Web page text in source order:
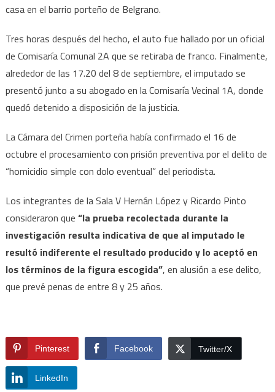
casa en el barrio porteño de Belgrano.
Tres horas después del hecho, el auto fue hallado por un oficial
de Comisaría Comunal 2A que se retiraba de franco. Finalmente,
alrededor de las 17.20 del 8 de septiembre, el imputado se
presentó junto a su abogado en la Comisaría Vecinal 1A, donde
quedó detenido a disposición de la justicia.
La Cámara del Crimen porteña había confirmado el 16 de
octubre el procesamiento con prisión preventiva por el delito de
“homicidio simple con dolo eventual” del periodista.
Los integrantes de la Sala V Hernán López y Ricardo Pinto
consideraron que “la prueba recolectada durante la
investigación resulta indicativa de que al imputado le
resultó indiferente el resultado producido y lo aceptó en
los términos de la figura escogida”, en alusión a ese delito,
que prevé penas de entre 8 y 25 años.
Pinterest Facebook Twitter/X
LinkedIn